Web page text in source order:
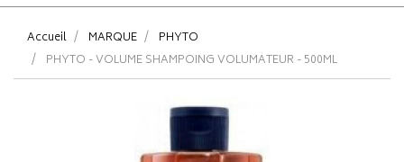
Accueil MARQUE
PHYTO
PHYTO - VOLUME SHAMPOING VOLUMATEUR - 500ML